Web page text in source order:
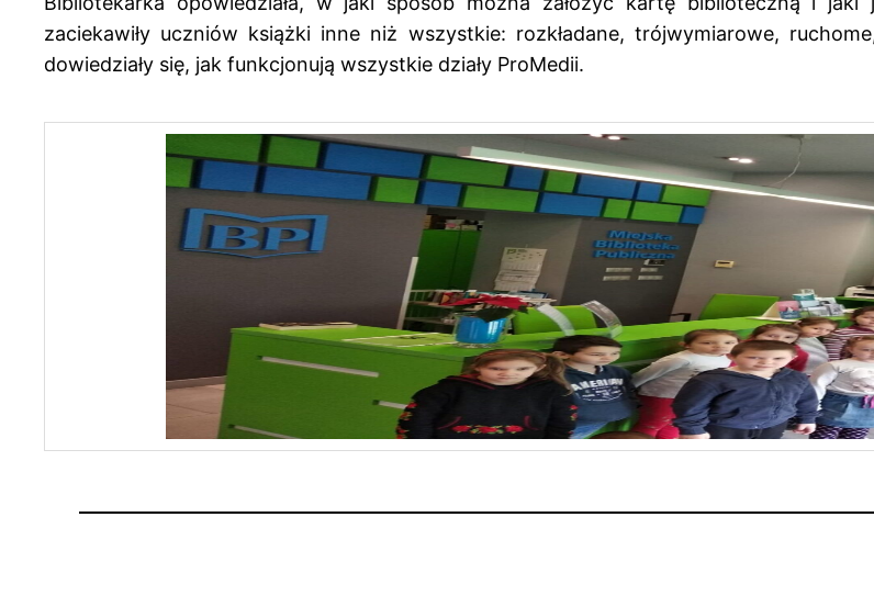
zaciekawiły uczniów książki inne niż wszystkie: rozkładane, trójwymiarowe,
dowiedziały się, jak funkcjonują wszystkie działy ProMedii.